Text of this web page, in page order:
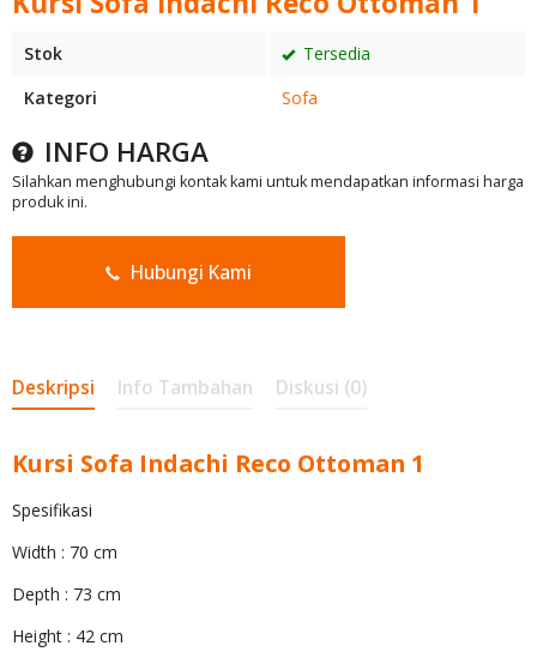
Stok
Tersedia
Kategori
Sofa
INFO HARGA
Silahkan menghubungi kontak kami untuk mendapatkan informasi harga
produk ini.
Hubungi Kami
Deskripsi Info Tambahan Diskusi (0)
Kursi Sofa Indachi Reco Ottoman 1
Spesifikasi
Width : 70 cm
Depth : 73 cm
Height : 42 cm